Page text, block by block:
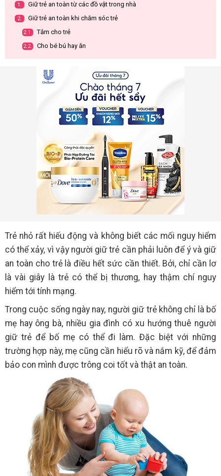
1. Giữ trẻ an toàn từ các đồ vật trong nhà
2. Giữ trẻ an toàn khi chăm sóc trẻ
2.1. Tắm cho trẻ
2.2. Cho bé bú hay ăn
Trẻ nhỏ rất hiếu động và không biết các mối nguy hiểm
có thể xảy, vì vậy người giữ trẻ cần phải luôn để ý và giữ
an toàn cho trẻ là điều hết sức cần thiết. Bởi, chỉ cần lơ
là vài giây là trẻ có thể bị thương, hay thậm chí nguy
hiểm tới tính mạng.
Trong cuộc sống ngày nay, người giữ trẻ không chỉ là bố
mẹ hay ông bà, nhiều gia đình có xu hướng thuê người
giữ trẻ để bố mẹ có thể đi làm. Đặc biệt với những
trường hợp này, mẹ cũng cần hiểu rõ và nắm kỹ, để đảm
bảo con mình được trông coi tốt và thật an toàn.